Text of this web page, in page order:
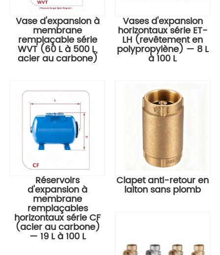
Vase d'expansion à
membrane
remplaçable série
WVT (60 L à 500 L,
acier au carbone)
Vases d'expansion
horizontaux série ET-
LH (revêtement en
polypropylène) — 8 L
à 100 L
Réservoirs
d'expansion à
membrane
remplaçables
horizontaux série CF
(acier au carbone)
— 19 L à 100 L
Clapet anti-retour en
laiton sans plomb